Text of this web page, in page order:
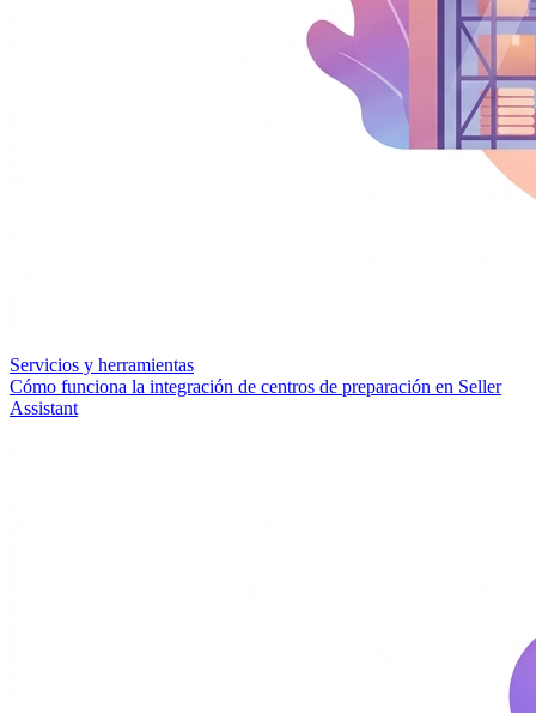
Servicios y herramientas
Cómo funciona la integración de centros de preparación en Seller
Assistant